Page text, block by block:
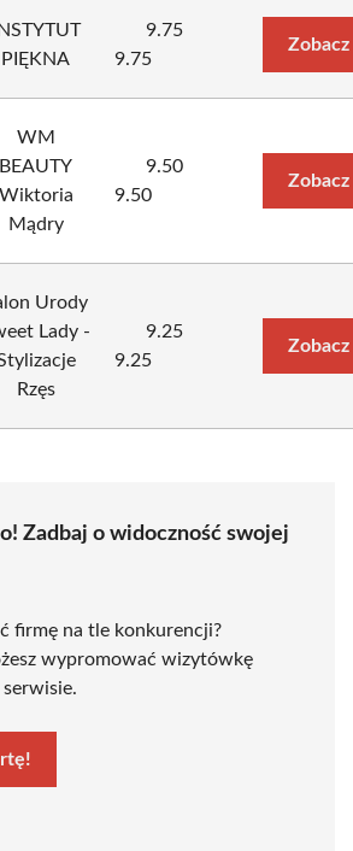
INSTYTUT
PIĘKNA
9.75
9.75
WM
BEAUTY
Wiktoria
Mądry
9.50
9.50
Urody
Lady -
Rzęs
9.25
9.25
Zadbaj o widoczność swojej
firmę na tle konkurencji?
wypromować wizytówkę